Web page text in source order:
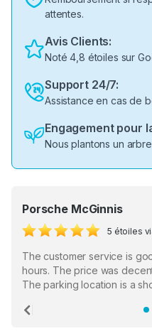
attentes.
Avis Clients:
Noté 4,8 étoiles sur
Support 24/7:
Assistance en cas de
Engagement pour
Nous plantons un
Porsche McGinnis
5 étoiles
The customer service is
hours. The price was
The parking location is a
the staff who serve as a
Previous